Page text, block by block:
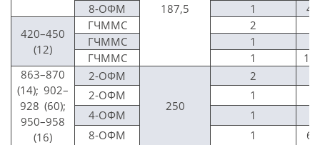
187,5
8-ОФМ
1
420–450
(12)
ГЧММС 2
ГЧММС
1
ГЧММС
1
863–870
(14); 902–
928 (60);
950–958
(16)
2-ОФМ
250
2
2-ОФМ
1
4-ОФМ
1
8-ОФМ
1